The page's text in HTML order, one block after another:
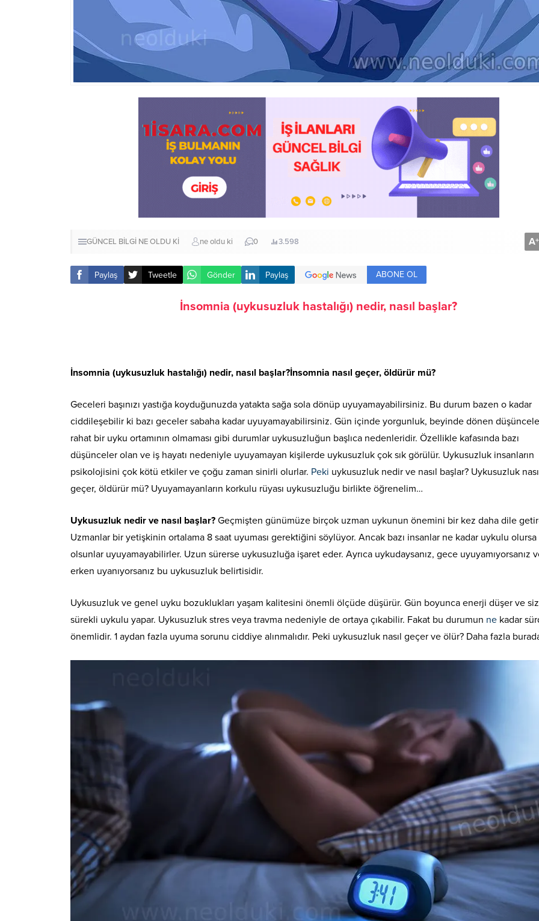
GÜNCEL BİLGİ NE OLDU Kİ ne oldu ki 0 3.598 A+
Paylaş Tweetle Gönder Paylaş ABONE OL
İnsomnia (uykusuzluk hastalığı) nedir, nasıl başlar?
İnsomnia (uykusuzluk hastalığı) nedir, nasıl başlar?İnsomnia nasıl geçer, öldürür mü?
Geceleri başınızı yastığa koyduğunuzda yatakta sağa sola dönüp uyuyamayabilirsiniz. Bu durum bazen o kadar
ciddileşebilir ki bazı geceler sabaha kadar uyuyamayabilirsiniz. Gün içinde yorgunluk, beyinde dönen
rahat bir uyku ortamının olmaması gibi durumlar uykusuzluğun başlıca nedenleridir. Özellikle kafasında bazı
düşünceler olan ve iş hayatı nedeniyle uyuyamayan kişilerde uykusuzluk çok sık görülür. Uykusuzluk insanların
psikolojisini çok kötü etkiler ve çoğu zaman sinirli olurlar. Peki uykusuzluk nedir ve nasıl başlar? Uykusuzluk
geçer, öldürür mü? Uyuyamayanların korkulu rüyası uykusuzluğu birlikte öğrenelim…
Uykusuzluk nedir ve nasıl başlar? Geçmişten günümüze birçok uzman uykunun önemini bir kez daha dile
Uzmanlar bir yetişkinin ortalama 8 saat uyuması gerektiğini söylüyor. Ancak bazı insanlar ne kadar uykulu olursa
olsunlar uyuyamayabilirler. Uzun sürerse uykusuzluğa işaret eder. Ayrıca uykudaysanız, gece uyuyamıyorsanız
erken uyanıyorsanız bu uykusuzluk belirtisidir.
Uykusuzluk ve genel uyku bozuklukları yaşam kalitesini önemli ölçüde düşürür. Gün boyunca enerji düşer ve
sürekli uykulu yapar. Uykusuzluk stres veya travma nedeniyle de ortaya çıkabilir. Fakat bu durumun ne kadar
önemlidir. 1 aydan fazla uyuma sorunu ciddiye alınmalıdır. Peki uykusuzluk nasıl geçer ve ölür? Daha fazla